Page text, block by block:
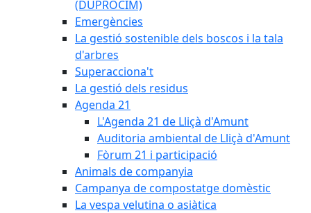
(DUPROCIM)
Emergències
La gestió sostenible dels boscos i la tala
d'arbres
Superacciona't
La gestió dels residus
Agenda 21
L'Agenda 21 de Lliçà d'Amunt
Auditoria ambiental de Lliçà d'Amunt
Fòrum 21 i participació
Animals de companyia
Campanya de compostatge domèstic
La vespa velutina o asiàtica